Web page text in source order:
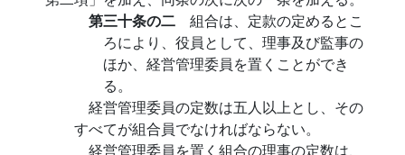
第三十条の二 組合は、定款の定めるとこ
ろにより、役員として、理事及び監事の
ほか、経営管理委員を置くことができ
る。
経営管理委員の定数は五人以上とし、その
すべてが組合員でなければならない。
経営管理委員を置く組合の理事の定数は、